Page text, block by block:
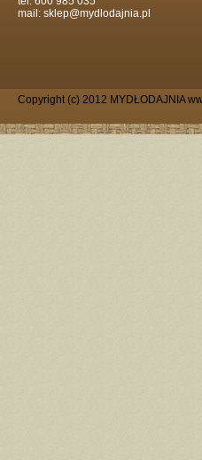
mail: sklep@mydlodajnia.pl
Copyright (c) 2012 MYDŁODAJNIA